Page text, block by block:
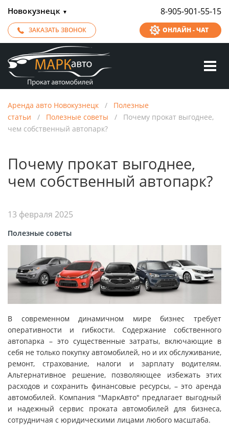
Новокузнецк ▼ 8-905-901-55-15
ЗАКАЗАТЬ ЗВОНОК ОНЛАЙН - ЧАТ
Аренда авто Новокузнецк / Полезные
статьи / Полезные советы / Почему прокат выгоднее,
чем собственный автопарк?
Почему прокат выгоднее,
чем собственный автопарк?
13 февраля 2025
Полезные советы
В современном динамичном мире бизнес требует
оперативности и гибкости. Содержание собственного
автопарка – это существенные затраты, включающие в
себя не только покупку автомобилей, но и их обслуживание,
ремонт, страхование, налоги и зарплату водителям.
Альтернативное решение, позволяющее избежать этих
расходов и сохранить финансовые ресурсы, – это аренда
автомобилей. Компания "МаркАвто" предлагает выгодный
и надежный сервис проката автомобилей для бизнеса,
сотрудничая с юридическими лицами любого масштаба.